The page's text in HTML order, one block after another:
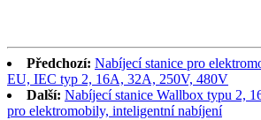
Předchozí: Nabíjecí stanice pro
EU, IEC typ 2, 16A, 32A, 250V, 480V
Další: Nabíjecí stanice Wallbox typu 2,
pro elektromobily, inteligentní nabíjení